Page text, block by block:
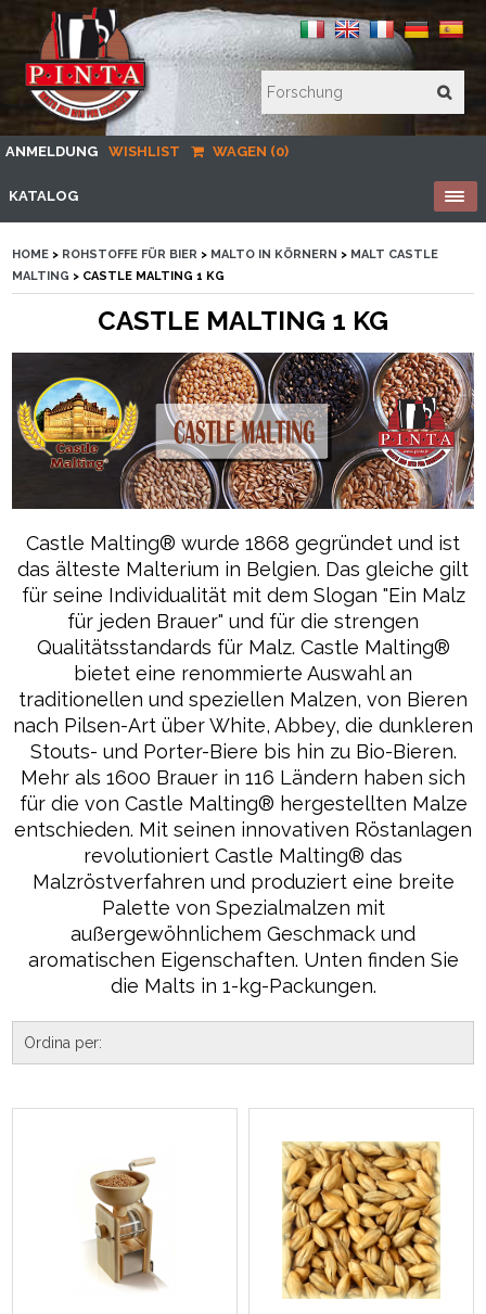
ANMELDUNG WISHLIST WAGEN (0)
KATALOG
HOME > ROHSTOFFE FÜR BIER > MALTO IN KÖRNERN > MALT CASTLE
MALTING > CASTLE MALTING 1 KG
CASTLE MALTING 1 KG
Castle Malting® wurde 1868 gegründet und ist
das älteste Malterium in Belgien. Das gleiche gilt
für seine Individualität mit dem Slogan "Ein Malz
für jeden Brauer" und für die strengen
Qualitätsstandards für Malz. Castle Malting®
bietet eine renommierte Auswahl an
traditionellen und speziellen Malzen, von Bieren
nach Pilsen-Art über White, Abbey, die dunkleren
Stouts- und Porter-Biere bis hin zu Bio-Bieren.
Mehr als 1600 Brauer in 116 Ländern haben sich
für die von Castle Malting® hergestellten Malze
entschieden. Mit seinen innovativen Röstanlagen
revolutioniert Castle Malting® das
Malzröstverfahren und produziert eine breite
Palette von Spezialmalzen mit
außergewöhnlichem Geschmack und
aromatischen Eigenschaften. Unten finden Sie
die Malts in 1-kg-Packungen.